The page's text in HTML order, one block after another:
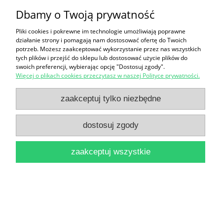
Program sezon 1946/47, Nr 3 / Brak autora
16,90 zł
Dbamy o Twoją prywatność
Pliki cookies i pokrewne im technologie umożliwiają poprawne
działanie strony i pomagają nam dostosować ofertę do Twoich
potrzeb. Możesz zaakceptować wykorzystanie przez nas wszystkich
tych plików i przejść do sklepu lub dostosować użycie plików do
swoich preferencji, wybierając opcję "Dostosuj zgody".
Więcej o plikach cookies przeczytasz w naszej Polityce prywatności.
zaakceptuj tylko niezbędne
dostosuj zgody
zaakceptuj wszystkie